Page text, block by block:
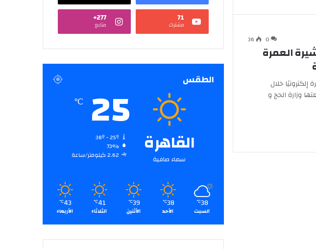
0
36
العمرة
خلال
وزارة الحج و
71
مشترك
277+
متابع
الطقس
القاهرة
سماء صافية
25
℃
73%
2.62 كيلومتر/ساعة
38
℃
السبت
38
℃
الأحد
39
℃
الأثنين
41
℃
الثلاثاء
43
℃
الأربعاء